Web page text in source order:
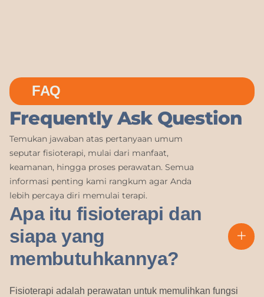
FAQ
Frequently Ask Question
Temukan jawaban atas pertanyaan umum
seputar fisioterapi, mulai dari manfaat,
keamanan, hingga proses perawatan. Semua
informasi penting kami rangkum agar Anda
lebih percaya diri memulai terapi.
Apa itu fisioterapi dan
siapa yang
membutuhkannya?
Fisioterapi adalah perawatan untuk memulihkan fungsi